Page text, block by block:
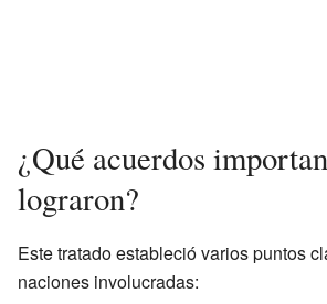
¿Qué acuerdos
lograron?
Este tratado estableció varios puntos
naciones involucradas: